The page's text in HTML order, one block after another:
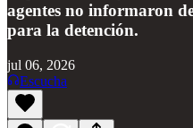
agentes no informaron
para la detención.
jul 06, 2026
Escucha